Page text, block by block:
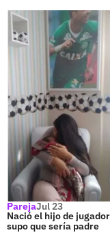
ParejaJul 23
Nació el hijo de jugador
supo que sería padre